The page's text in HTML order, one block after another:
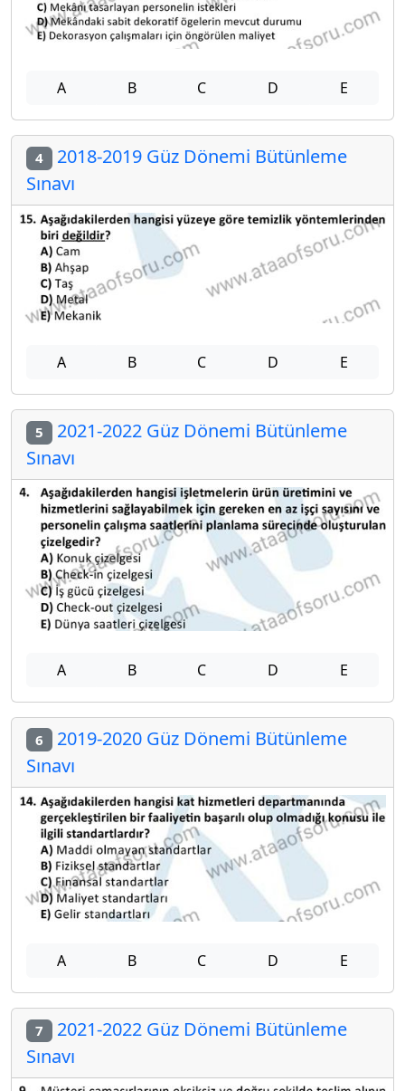
A B C D E
4 2018-2019 Güz Dönemi Bütünleme
Sınavı
A B C D E
5 2021-2022 Güz Dönemi Bütünleme
Sınavı
A B C D E
6 2019-2020 Güz Dönemi Bütünleme
Sınavı
A B C D E
7 2021-2022 Güz Dönemi Bütünleme
Sınavı